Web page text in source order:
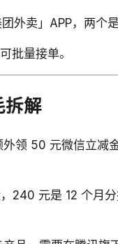
外卖」APP，两个
批量接单。
拆解
外领 50 元微信立
240 元是 12 个月